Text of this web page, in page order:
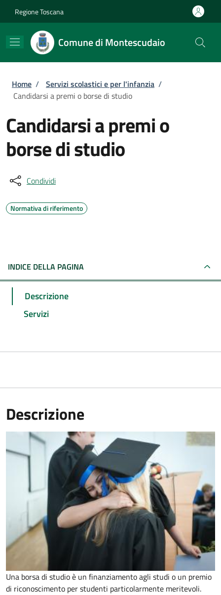
Regione Toscana
Comune di Montescudaio
Briciole di pane
Home / Servizi scolastici e per l'infanzia /
Candidarsi a premi o borse di studio
Candidarsi a premi o
borse di studio
Condividi
Normativa di riferimento
INDICE DELLA PAGINA
Descrizione
Servizi
Descrizione
Una borsa di studio è un finanziamento agli studi o un premio
di riconoscimento per studenti particolarmente meritevoli.